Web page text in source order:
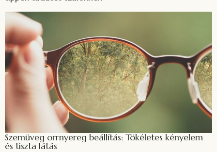
Szemüveg orrnyereg beállítás: Tökéletes kényelem
és tiszta látás